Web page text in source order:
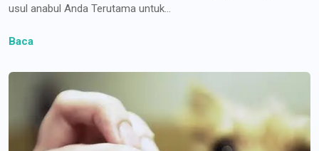
usul anabul Anda Terutama untuk...
Baca